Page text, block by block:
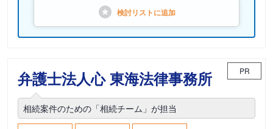
検討リストに追加
弁護士法人心 東海法律事務所 PR
相続案件のための「相続チーム」が担当